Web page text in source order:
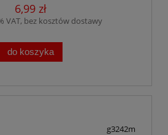
6,99 zł
VAT, bez kosztów dostawy
do koszyka
g3242m